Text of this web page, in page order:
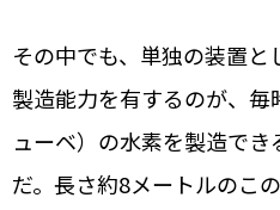
その中でも、単独の装置
製造能力を有するのが、
ューベ）の水素を製造で
だ。長さ約8メートルのこ